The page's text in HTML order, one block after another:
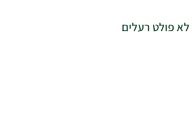
לא פולט רעלים